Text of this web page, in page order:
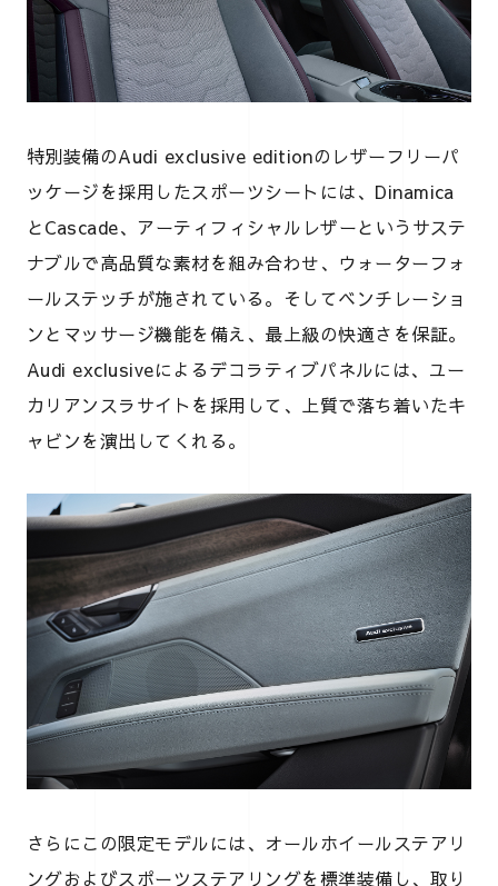
特別装備のAudi exclusive editionのレザーフリーパ
ッケージを採用したスポーツシートには、Dinamica
とCascade、アーティフィシャルレザーというサステ
ナブルで高品質な素材を組み合わせ、ウォーターフォ
ールステッチが施されている。そしてベンチレーショ
ンとマッサージ機能を備え、最上級の快適さを保証。
Audi exclusiveによるデコラティブパネルには、ユー
カリアンスラサイトを採用して、上質で落ち着いたキ
ャビンを演出してくれる。
さらにこの限定モデルには、オールホイールステアリ
ングおよびスポーツステアリングを標準装備し、取り